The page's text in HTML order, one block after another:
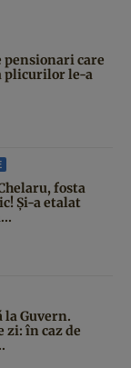
pensionari care
plicurilor le-a
fosta
Și-a etalat
Guvern.
zi: în caz de